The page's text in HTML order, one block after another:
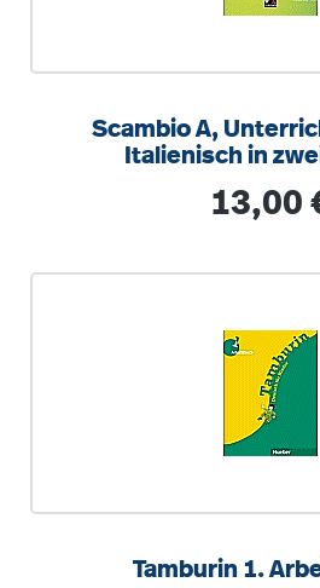
Scambio A,
Italienisch in
Regulärer
13,00
Tamburin 1.